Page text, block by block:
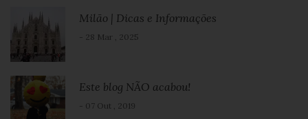
Milão | Dicas e Informações
- 28 Mar , 2025
Este blog NÃO acabou!
- 07 Out , 2019